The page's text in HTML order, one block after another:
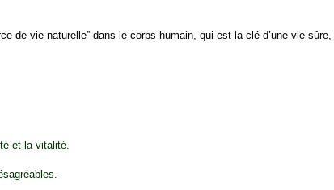
de vie naturelle” dans le corps humain, qui est la clé d’une vie sûre,
et la vitalité.